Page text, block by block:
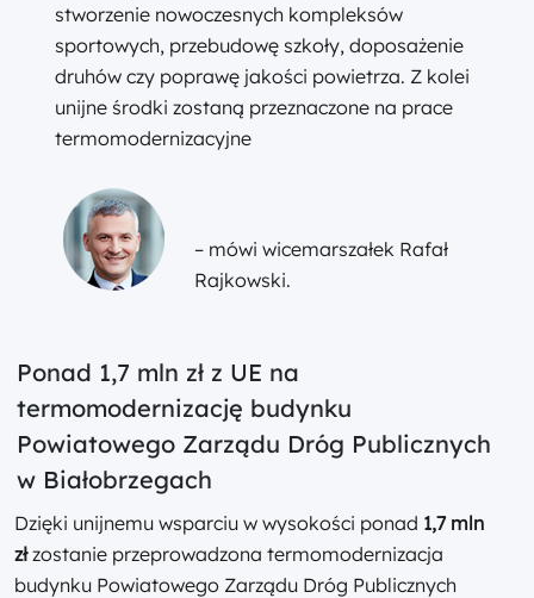
stworzenie nowoczesnych kompleksów
sportowych, przebudowę szkoły, doposażenie
druhów czy poprawę jakości powietrza. Z kolei
unijne środki zostaną przeznaczone na prace
termomodernizacyjne
– mówi wicemarszałek Rafał
Rajkowski.
Ponad 1,7 mln zł z UE na
termomodernizację budynku
Powiatowego Zarządu Dróg Publicznych
w Białobrzegach
Dzięki unijnemu wsparciu w wysokości ponad 1,7 mln
złzostanie przeprowadzona termomodernizacja
budynku Powiatowego Zarządu Dróg Publicznych